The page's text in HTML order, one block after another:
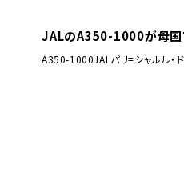
JALのA350-1000が母国
A350-1000JAL パリ=シャルル・